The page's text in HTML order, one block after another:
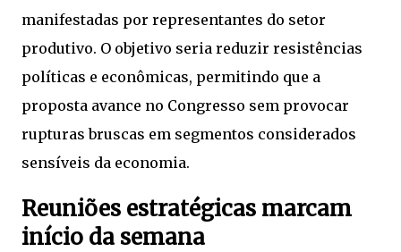
manifestadas por representantes do setor
produtivo. O objetivo seria reduzir resistências
políticas e econômicas, permitindo que a
proposta avance no Congresso sem provocar
rupturas bruscas em segmentos considerados
sensíveis da economia.
Reuniões estratégicas marcam
início da semana